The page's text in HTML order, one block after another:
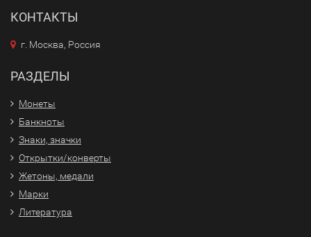
КОНТАКТЫ
г. Москва, Россия
РАЗДЕЛЫ
Монеты
Банкноты
Знаки, значки
Открытки/конверты
Жетоны, медали
Марки
Литература